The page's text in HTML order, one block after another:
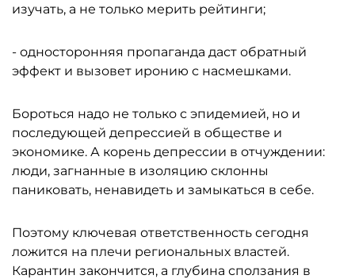
изучать, а не только мерить рейтинги;
- односторонняя пропаганда даст обратный
эффект и вызовет иронию с насмешками.
Бороться надо не только с эпидемией, но и
последующей депрессией в обществе и
экономике. А корень депрессии в отчуждении:
люди, загнанные в изоляцию склонны
паниковать, ненавидеть и замыкаться в себе.
Поэтому ключевая ответственность сегодня
ложится на плечи региональных властей.
Карантин закончится, а глубина сползания в